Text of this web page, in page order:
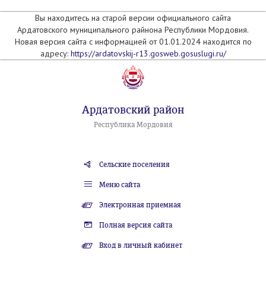
Вы находитесь на старой версии официального сайта
Ардатовского муниципального райнона Республики Мордовия.
Новая версия сайта с информацией от 01.01.2024 находится по
адресу: https://ardatovskij-r13.gosweb.gosuslugi.ru/
Ардатовский район
Республика Мордовия
Сельские поселения
Меню сайта
Электронная приемная
Полная версия сайта
Вход в личный кабинет